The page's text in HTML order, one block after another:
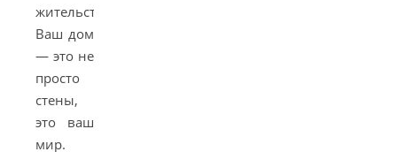
жительства.
Ваш дом
— это не
просто
стены,
это ваш
мир.